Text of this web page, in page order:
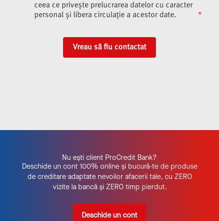
ceea ce privește prelucrarea datelor cu caracter
personal și libera circulație a acestor date.
Vreau să fiu contactat
Nu ești client ProCredit Bank?
Deschide un cont100% online și bucură-te de produse
de creditare adaptate nevoilor afacerii tale, cu ZERO
vizite la bancă și ZERO timp pierdut.
Deschide un cont